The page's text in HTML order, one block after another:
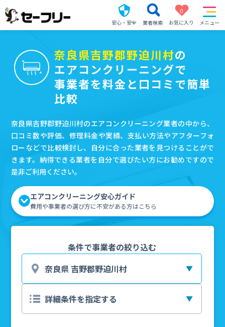
安心・安全 業者検索
0
お気に入り
メニュー
奈良県吉野郡野迫川村の
エアコンクリーニングで
事業者を料金と口コミで簡単
比較
奈良県吉野郡野迫川村のエアコンクリーニング業者の中から、
口コミ数や評価、修理料金や実績、支払い方法やアフターフォ
ローなどで比較検討し、自分に合った業者を見つけることがで
きます。納得できる業者を自分で選びたい方にお勧めですので
是非ご利用ください。
エアコンクリーニング安心ガイド
費用や事業者の選び方に不安がある方はこちら
条件で事業者の絞り込む